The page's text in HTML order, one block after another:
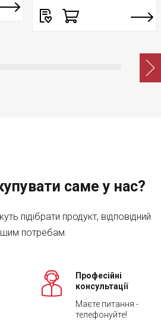
саме у нас?
підібрати продукт, відповідний
потребам.
Професійні
консультації
Маєте питання -
телефонуйте!